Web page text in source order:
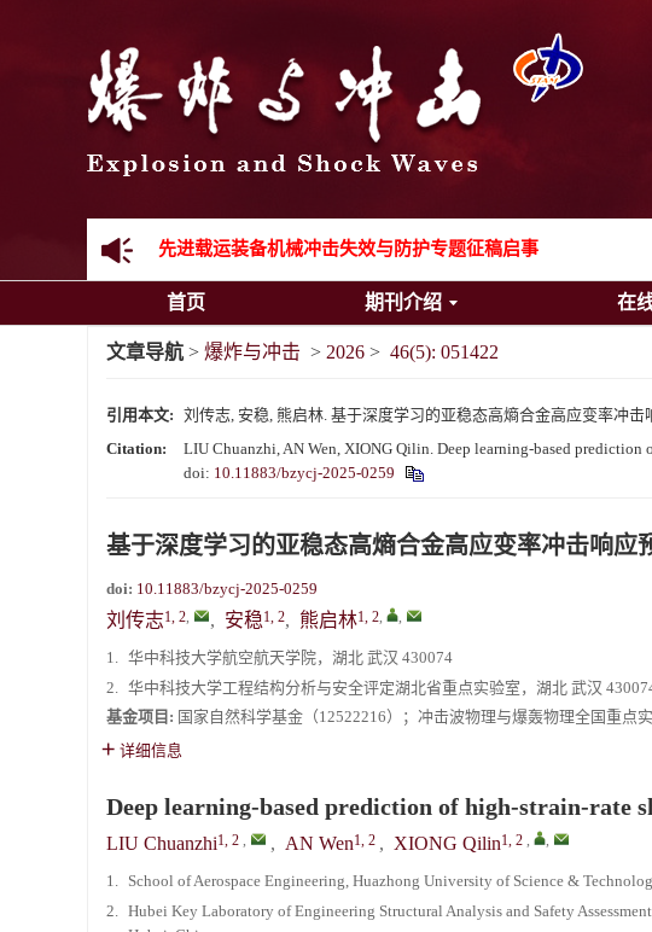
《爆炸与冲击》向2024年度审稿专家致谢
先进载运装备机械冲击失效与防护专题征稿启事
金属材料动态多尺度断裂专题征稿启事
《爆炸与冲击》2025年度优秀名单
首页 期刊介绍 在
文章导航 > 爆炸与冲击 > 2026 > 46(5): 051422
引用本文: 刘传志, 安稳, 熊启林. 基于深度学习的亚稳态高熵合金高应变率冲击
Citation:
LIU Chuanzhi, AN Wen, XIONG Qilin. Deep learning-based
doi: 10.11883/bzycj-2025-0259
基于深度学习的亚稳态高熵合金高应变率冲击响应
doi: 10.11883/bzycj-2025-0259
刘传志1, 2, , 安稳1, 2, 熊启林1, 2, ,
1. 华中科技大学航空航天学院，湖北 武汉 430074
2. 华中科技大学工程结构分析与安全评定湖北省重点实验室，湖北 武汉
基金项目: 国家自然科学基金（12522216）；冲击波物理与爆轰物理全国重点
详细信息
Deep learning-based prediction of high-strain-rate
LIU Chuanzhi1, 2 , , AN Wen1, 2 , XIONG Qilin1, 2 , ,
1. School of Aerospace Engineering, Huazhong University of Science &
2. Hubei Key Laboratory of Engineering Structural Analysis and Safety